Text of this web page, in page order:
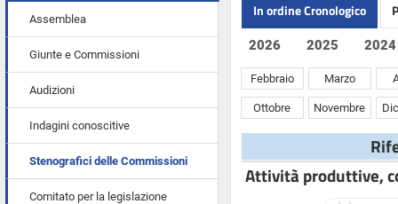
Assemblea
Giunte e Commissioni
Audizioni
Indagini conoscitive
Stenografici delle Commissioni
Comitato per la legislazione
In ordine Cronologico
2026 2025 2024
Febbraio Marzo
Ottobre Novembre
Attività produttive,